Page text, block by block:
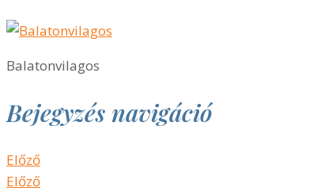
Balatonvilagos
Bejegyzés navigáció
Előző
Előző